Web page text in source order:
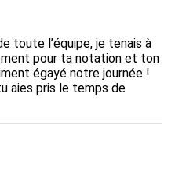
toute l’équipe, je tenais à
pour ta notation et ton
égayé notre journée !
aies pris le temps de